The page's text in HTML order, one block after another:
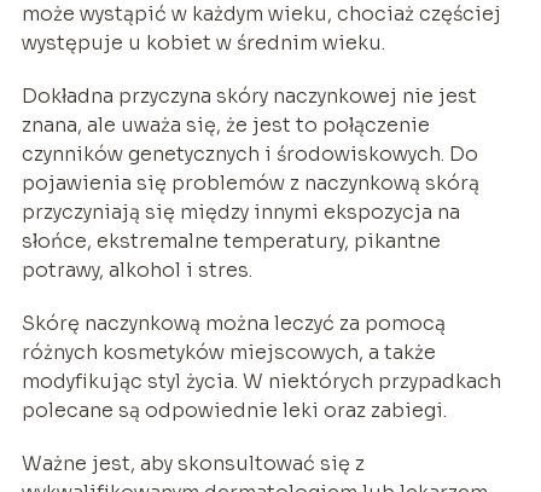
może wystąpić w każdym wieku, chociaż częściej
występuje u kobiet w średnim wieku.
Dokładna przyczyna skóry naczynkowej nie jest
znana, ale uważa się, że jest to połączenie
czynników genetycznych i środowiskowych. Do
pojawienia się problemów z naczynkową skórą
przyczyniają się między innymi ekspozycja na
słońce, ekstremalne temperatury, pikantne
potrawy, alkohol i stres.
Skórę naczynkową można leczyć za pomocą
różnych kosmetyków miejscowych, a także
modyfikując styl życia. W niektórych przypadkach
polecane są odpowiednie leki oraz zabiegi.
Ważne jest, aby skonsultować się z